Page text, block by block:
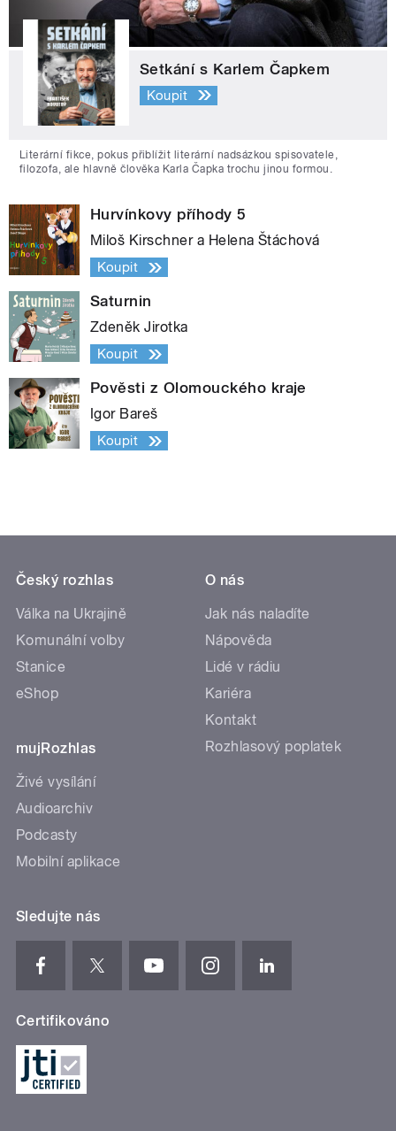
Setkání s Karlem Čapkem
Koupit
Literární fikce, pokus přiblížit literární nadsázkou spisovatele,
filozofa, ale hlavně člověka Karla Čapka trochu jinou formou.
Hurvínkovy příhody 5
Miloš Kirschner a Helena Štáchová
Koupit
Saturnin
Zdeněk Jirotka
Koupit
Pověsti z Olomouckého kraje
Igor Bareš
Koupit
Český rozhlas
Válka na Ukrajině
Komunální volby
Stanice
eShop
mujRozhlas
Živé vysílání
Audioarchiv
Podcasty
Mobilní aplikace
O nás
Jak nás naladíte
Nápověda
Lidé v rádiu
Kariéra
Kontakt
Rozhlasový poplatek
Sledujte nás
Certifikováno